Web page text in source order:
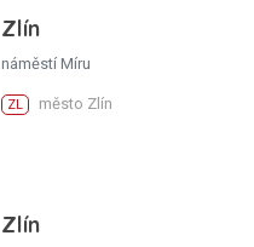
Zlín
náměstí Míru
ZL město Zlín
Zlín